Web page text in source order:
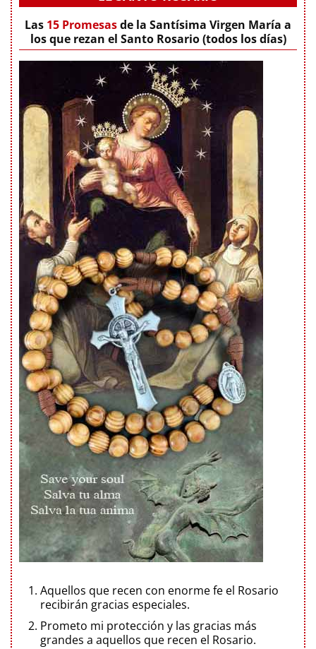
Las 15 Promesasde la Santísima Virgen María a
los que rezan el Santo Rosario (todos los días)
Aquellos que recen con enorme fe el Rosario
recibirán gracias especiales.
Prometo mi protección y las gracias más
grandes a aquellos que recen el Rosario.